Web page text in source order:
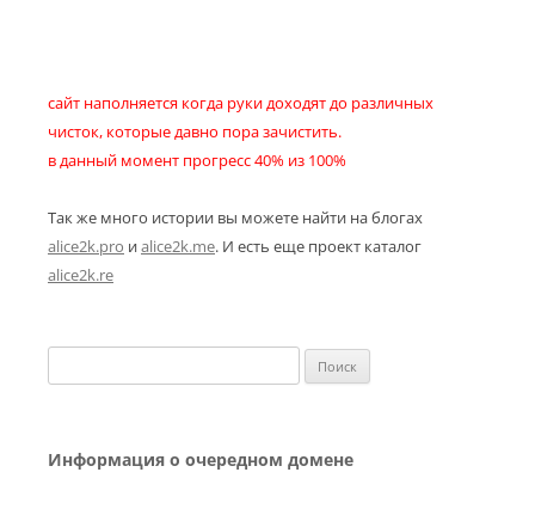
сайт наполняется когда руки доходят до различных
чисток, которые давно пора зачистить.
в данный момент прогресс 40% из 100%
Так же много истории вы можете найти на блогах
alice2k.pro иalice2k.me. И есть еще проект каталог
alice2k.re
Информация о очередном домене